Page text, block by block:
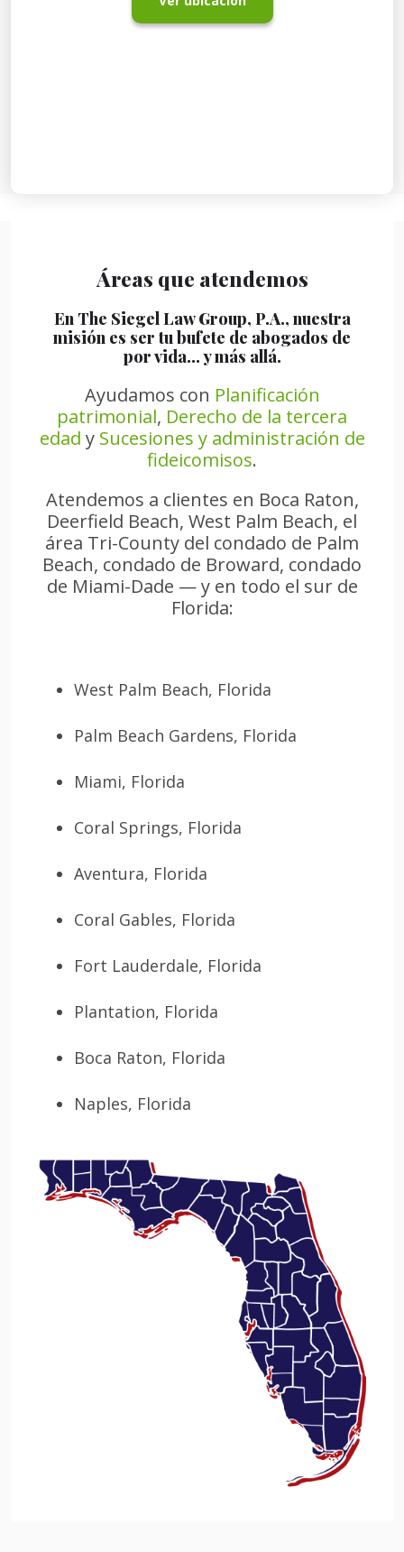
Áreas que atendemos
En The Siegel Law Group, P.A., nuestra
misión es ser tu bufete de abogados de
por vida… y más allá.
Ayudamos con Planificación
patrimonial, Derecho de la tercera
edad y Sucesiones y administración de
fideicomisos.
Atendemos a clientes en Boca Raton,
Deerfield Beach, West Palm Beach, el
área Tri-County del condado de Palm
Beach, condado de Broward, condado
de Miami-Dade — y en todo el sur de
Florida:
West Palm Beach, Florida
Palm Beach Gardens, Florida
Miami, Florida
Coral Springs, Florida
Aventura, Florida
Coral Gables, Florida
Fort Lauderdale, Florida
Plantation, Florida
Boca Raton, Florida
Naples, Florida